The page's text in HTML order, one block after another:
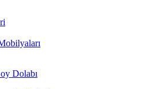
Dolabı